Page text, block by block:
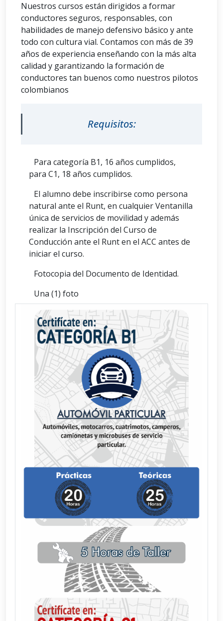
Nuestros cursos están dirigidos a formar
conductores seguros, responsables, con
habilidades de manejo defensivo básico y ante
todo con cultura vial. Contamos con más de 39
años de experiencia enseñando con la más alta
calidad y garantizando la formación de
conductores tan buenos como nuestros pilotos
colombianos
Requisitos:
Para categoría B1, 16 años cumplidos,
para C1, 18 años cumplidos.
El alumno debe inscribirse como persona
natural ante el Runt, en cualquier Ventanilla
única de servicios de movilidad y además
realizar la Inscripción del Curso de
Conducción ante el Runt en el ACC antes de
iniciar el curso.
Fotocopia del Documento de Identidad.
Una (1) foto